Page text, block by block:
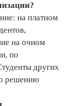
на платном
на очном
по
других
решению